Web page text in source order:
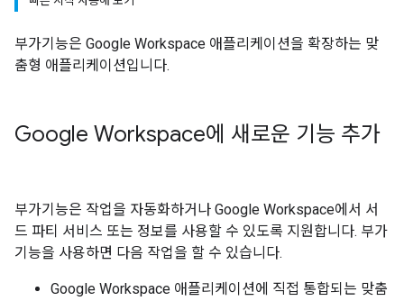
부가기능은 Google Workspace 애플리케이션을 확장하는 맞
춤형 애플리케이션입니다.
Google Workspace에 새로운 기능 추가
부가기능은 작업을 자동화하거나 Google Workspace에서 서
드 파티 서비스 또는 정보를 사용할 수 있도록 지원합니다. 부가
기능을 사용하면 다음 작업을 할 수 있습니다.
Google Workspace 애플리케이션에 직접 통합되는 맞춤